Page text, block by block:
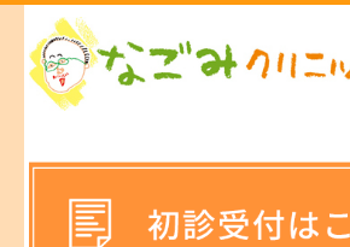
トップページ
診療案内